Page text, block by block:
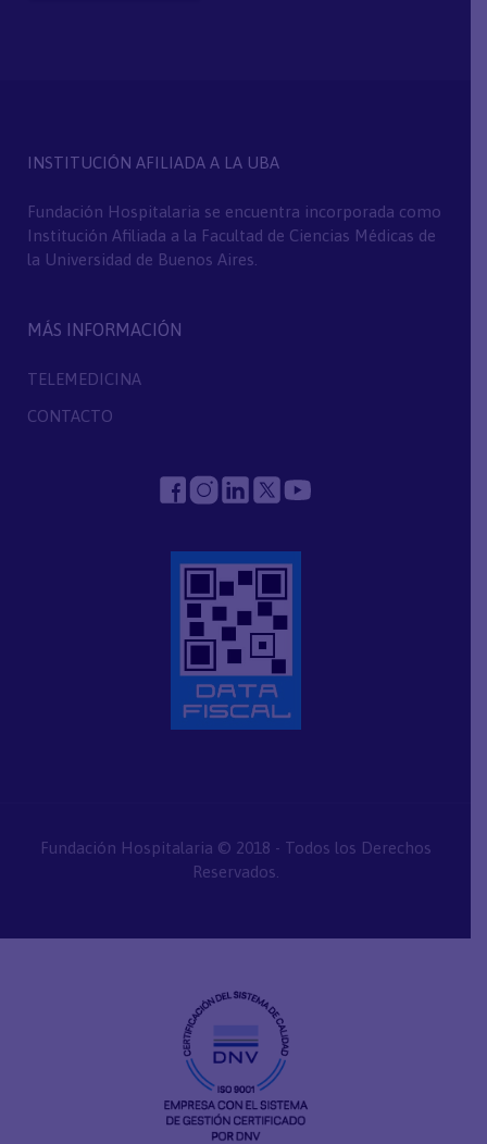
INSTITUCIÓN AFILIADA A LA UBA
Fundación Hospitalaria se encuentra incorporada como
Institución Afiliada a la Facultad de Ciencias Médicas de
la Universidad de Buenos Aires.
MÁS INFORMACIÓN
TELEMEDICINA
CONTACTO
Fundación Hospitalaria © 2018 - Todos los Derechos
Reservados.